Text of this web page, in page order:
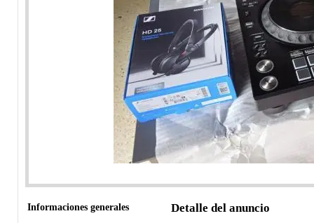
Informaciones generales Detalle del anuncio